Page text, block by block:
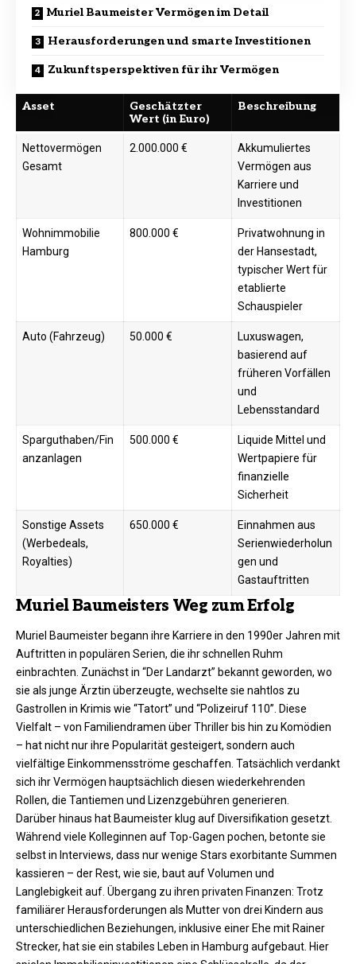
Muriel Baumeister Vermögen im Detail
Herausforderungen und smarte Investitionen
Zukunftsperspektiven für ihr Vermögen
Asset
Geschätzter
Wert (in Euro)
Beschreibung
Nettovermögen
Gesamt
2.000.000 €
Akkumuliertes
Vermögen aus
Karriere und
Investitionen
Wohnimmobilie
Hamburg
800.000 €
Privatwohnung in
der Hansestadt,
typischer Wert für
etablierte
Schauspieler ​
Auto (Fahrzeug) 50.000 €
Luxuswagen,
basierend auf
früheren Vorfällen
und
Lebensstandard ​
Sparguthaben/Fin
anzanlagen
500.000 €
Liquide Mittel und
Wertpapiere für
finanzielle
Sicherheit ​
Sonstige Assets
(Werbedeals,
Royalties)
650.000 €
Einnahmen aus
Serienwiederholun
gen und
Gastauftritten ​
Muriel Baumeisters Weg zum Erfolg
Muriel Baumeister begann ihre Karriere in den 1990er Jahren mit
Auftritten in populären Serien, die ihr schnellen Ruhm
einbrachten. Zunächst in “Der Landarzt” bekannt geworden, wo
sie als junge Ärztin überzeugte, wechselte sie nahtlos zu
Gastrollen in Krimis wie “Tatort” und “Polizeiruf 110”. Diese
Vielfalt – von Familiendramen über Thriller bis hin zu Komödien
– hat nicht nur ihre Popularität gesteigert, sondern auch
vielfältige Einkommensströme geschaffen. Tatsächlich verdankt
sich ihr Vermögen hauptsächlich diesen wiederkehrenden
Rollen, die Tantiemen und Lizenzgebühren generieren.
Darüber hinaus hat Baumeister klug auf Diversifikation gesetzt.
Während viele Kolleginnen auf Top-Gagen pochen, betonte sie
selbst in Interviews, dass nur wenige Stars exorbitante Summen
kassieren – der Rest, wie sie, baut auf Volumen und
Langlebigkeit auf. Übergang zu ihren privaten Finanzen: Trotz
familiärer Herausforderungen als Mutter von drei Kindern aus
unterschiedlichen Beziehungen, inklusive einer Ehe mit Rainer
Strecker, hat sie ein stabiles Leben in Hamburg aufgebaut. Hier